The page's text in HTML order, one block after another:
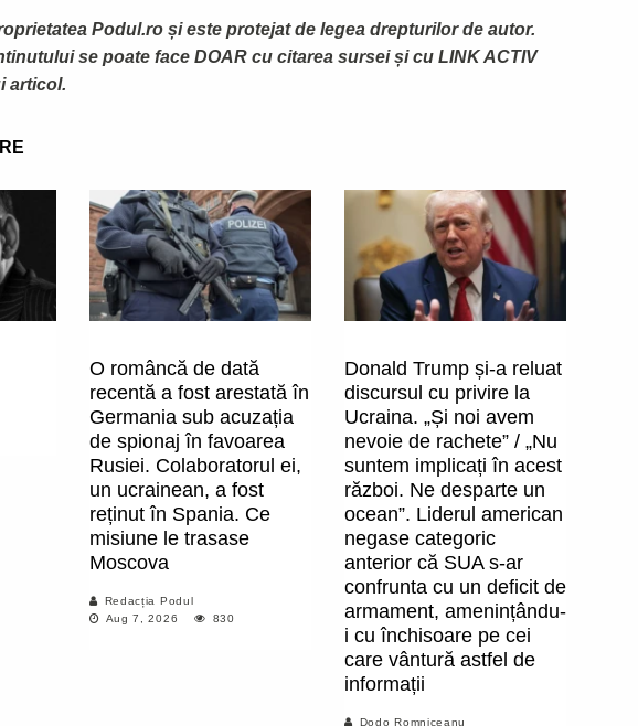
Podul.ro și este protejat de legea drepturilor de autor.
se poate face DOAR cu citarea sursei și cu LINK ACTIV
articol.
O româncă de dată
recentă a fost arestată în
Germania sub acuzația
de spionaj în favoarea
Rusiei. Colaboratorul ei,
un ucrainean, a fost
reținut în Spania. Ce
misiune le trasase
Moscova
Redacția Podul
Aug 7, 2026
830
Donald Trump și-a reluat
discursul cu privire la
Ucraina. „Și noi avem
nevoie de rachete” / „Nu
suntem implicați în acest
război. Ne desparte un
ocean”. Liderul american
negase categoric
anterior că SUA s-ar
confrunta cu un deficit de
armament, amenințându-
i cu închisoare pe cei
care vântură astfel de
informații
Dodo Romniceanu